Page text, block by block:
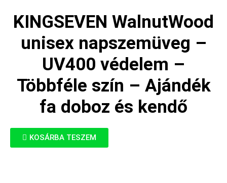
KINGSEVEN WalnutWood
unisex napszemüveg –
UV400 védelem –
Többféle szín – Ajándék
fa doboz és kendő
KOSÁRBA TESZEM